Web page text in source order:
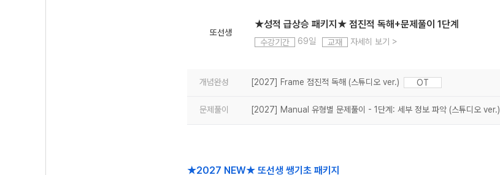
또선생
★성적 급상승 패키지★ 점진적 독해+문제풀이 1단계
수강기간 69일 교재 자세히 보기 >
개념완성 [2027] Frame 점진적 독해 (스튜디오 ver.) OT
문제풀이 [2027] Manual 유형별 문제풀이 - 1단계: 세부 정보 파악 (스튜디오 ver.)
★2027 NEW★ 또선생 쌩기초 패키지